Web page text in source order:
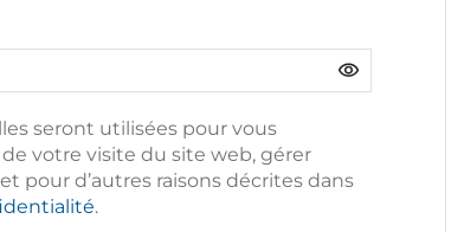
seront utilisées pour vous
votre visite du site web, gérer
pour d’autres raisons décrites dans
.